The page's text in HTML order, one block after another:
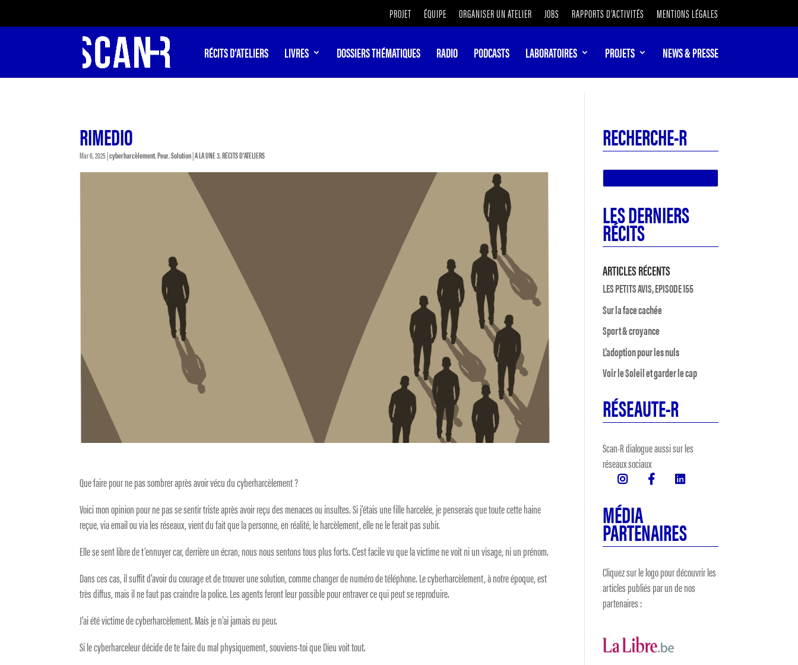
PROJET ÉQUIPE ORGANISER UN ATELIER JOBS RAPPORTS D’ACTIVITÉS MENTIONS LÉGALES
RÉCITS D’ATELIERS LIVRES DOSSIERS THÉMATIQUES RADIO PODCASTS LABORATOIRES PROJETS NEWS & PRESSE
RIMEDIO
Mar 6, 2025|cyberharcèlement,Peur,Solution|A LA UNE 3,RÉCITS D'ATELIERS
Que faire pour ne pas sombrer après avoir vécu du cyberharcèlement ?
Voici mon opinion pour ne pas se sentir triste après avoir reçu des menaces ou insultes. Si j’étais une fille harcelée, je penserais que toute cette haine
reçue, via email ou via les réseaux, vient du fait que la personne, en réalité, le harcèlement, elle ne le ferait pas subir.
Elle se sent libre de t’ennuyer car, derrière un écran, nous nous sentons tous plus forts. C’est facile vu que la victime ne voit ni un visage, ni un prénom.
Dans ces cas, il suffit d’avoir du courage et de trouver une solution, comme changer de numéro de téléphone. Le cyberharcèlement, à notre époque, est
très diffus, mais il ne faut pas craindre la police. Les agents feront leur possible pour entraver ce qui peut se reproduire.
J’ai été victime de cyberharcèlement. Mais je n’ai jamais eu peur.
Si le cyberharceleur décide de te faire du mal physiquement, souviens-toi que Dieu voit tout.
RECHERCHE-R
LES DERNIERS
RÉCITS
ARTICLES RÉCENTS
LES PETITS AVIS, EPISODE 155
Sur la face cachée
Sport & croyance
L’adoption pour les nuls
Voir le Soleil et garder le cap
RÉSEAUTE-R
Scan-R dialogue aussi sur les
réseaux sociaux
MÉDIA
PARTENAIRES
Cliquez sur le logo pour découvrir les
articles publiés par un de nos
partenaires :